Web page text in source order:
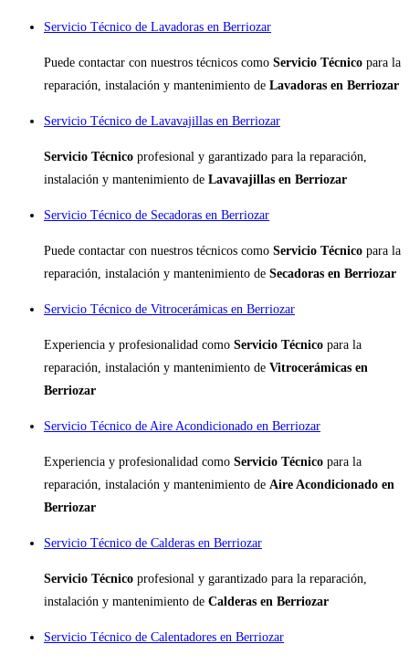
Servicio Técnico de Lavadoras en Berriozar
Puede contactar con nuestros técnicos como Servicio Técnico para la
reparación, instalación y mantenimiento de Lavadoras en Berriozar
Servicio Técnico de Lavavajillas en Berriozar
Servicio Técnico profesional y garantizado para la reparación,
instalación y mantenimiento de Lavavajillas en Berriozar
Servicio Técnico de Secadoras en Berriozar
Puede contactar con nuestros técnicos como Servicio Técnico para la
reparación, instalación y mantenimiento de Secadoras en Berriozar
Servicio Técnico de Vitrocerámicas en Berriozar
Experiencia y profesionalidad como Servicio Técnico para la
reparación, instalación y mantenimiento de Vitrocerámicas en
Berriozar
Servicio Técnico de Aire Acondicionado en Berriozar
Experiencia y profesionalidad como Servicio Técnico para la
reparación, instalación y mantenimiento de Aire Acondicionado en
Berriozar
Servicio Técnico de Calderas en Berriozar
Servicio Técnico profesional y garantizado para la reparación,
instalación y mantenimiento de Calderas en Berriozar
Servicio Técnico de Calentadores en Berriozar